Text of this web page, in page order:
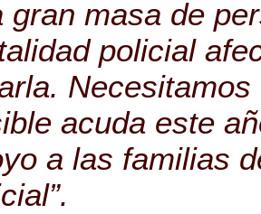
gran masa de
policial
acuda este
a las familias